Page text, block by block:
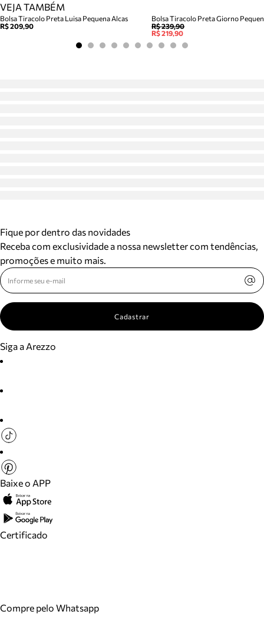
VEJA TAMBÉM
Bolsa Tiracolo Preta Luisa Pequena Alcas
R$ 209,90
Bolsa Tiracolo Preta Giorno
R$ 239,90
R$ 219,90
Fique por dentro das novidades
Receba com exclusividade a nossa newsletter com tendências,
promoções e muito mais.
Cadastrar
Siga a Arezzo
Baixe o APP
Certificado
Compre pelo Whatsapp